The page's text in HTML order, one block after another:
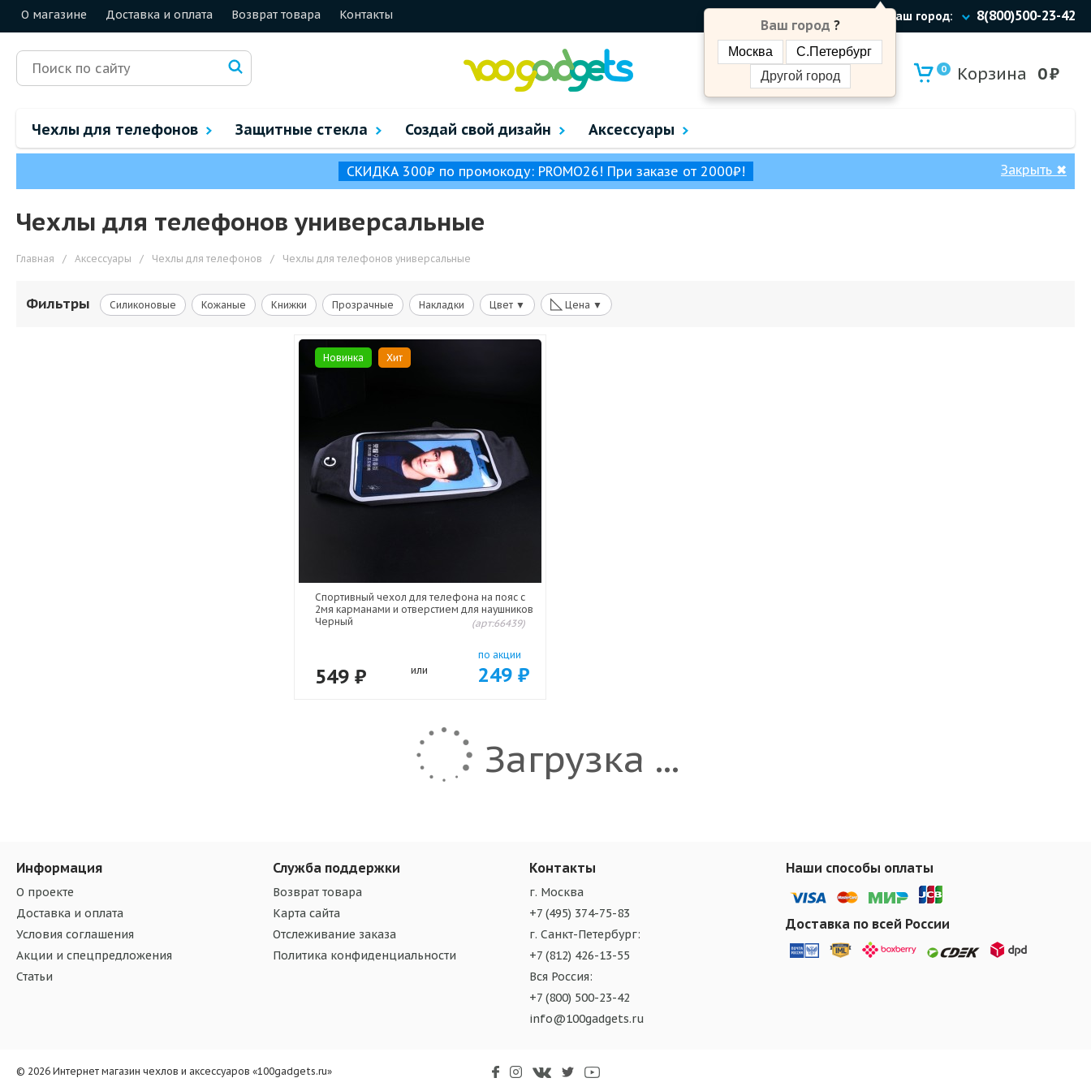
О магазине Доставка и оплата Возврат товара Контакты Ваш город:
Ваш город ?
Москва
С.Петербург
Другой город
8(800)500-23-42
0 Корзина 0₽
Чехлы для телефонов Защитные стекла Создай свой дизайн Аксессуары
СКИДКА 300₽ по промокоду: PROMO26! При заказе от 2000₽! Закрыть ✖
Чехлы для телефонов универсальные
Главная / Аксессуары / Чехлы для телефонов / Чехлы для телефонов универсальные
Фильтры Силиконовые Кожаные Книжки Прозрачные Накладки Цвет ▼ ◺ Цена ▼
Новинка Хит
Спортивный чехол для телефона на пояс с
2мя карманами и отверстием для наушников
Черный
(арт:66439)
549 ₽ или
по акции
249 ₽
Загрузка ...
Информация
О проекте
Доставка и оплата
Условия соглашения
Акции и спецпредложения
Статьи
Служба поддержки
Возврат товара
Карта сайта
Отслеживание заказа
Политика конфиденциальности
Контакты
г. Москва
+7 (495) 374-75-83
г. Санкт-Петербург:
+7 (812) 426-13-55
Вся Россия:
+7 (800) 500-23-42
info@100gadgets.ru
Наши способы оплаты
Доставка по всей России
© 2026 Интернет магазин чехлов и аксессуаров «100gadgets.ru»